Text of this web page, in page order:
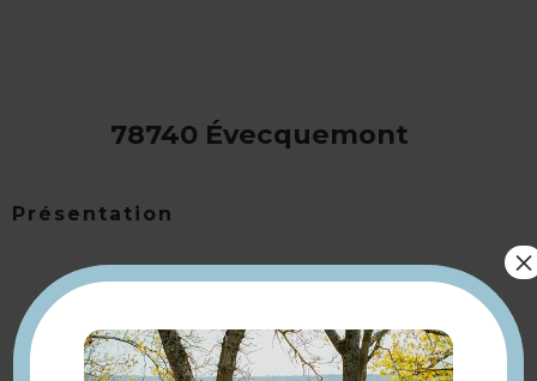
78740 Évecquemont
Présentation
Retourner
à la sélection
×